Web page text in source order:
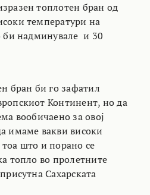
топлотен бран од
температури на
би надминувале и 30
бран би го зафатил
Континент, но да
вообичаено за овој
имаме вакви високи
што и порано се
топло во пролетните
Сахарската